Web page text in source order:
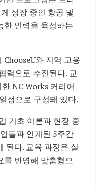
성장 중인 항공 및
한 인력을 육성하는
와 지역 고용
력으로 추진된다. 교
NC Works 커리어
정으로 구성돼 있다.
기초 이론과 현장 중
들과 연계된 5주간
된다. 교육 과정은 실
를 반영해 맞춤형으